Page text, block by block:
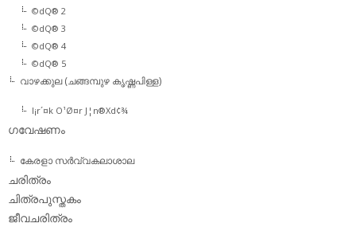
©dQ® 2
©dQ® 3
©dQ® 4
©dQ® 5
വാഴക്കുല (ചങ്ങമ്പുഴ കൃഷ്ണപിള്ള)
l¡r´¤k O¹Ø¤r J¦n®Xd¢¾
ഗവേഷണം
കേരളാ സര്‍വ്വകലാശാല
ചരിത്രം
ചിത്രപുസ്തകം
ജീവചരിത്രം